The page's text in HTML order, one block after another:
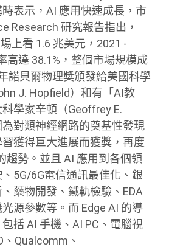
表示，AI 應用快速成長，市
Research 研究報告指出，
上看 1.6 兆美元，2021 -
高達 38.1%，整個市場規模成
諾貝爾物理獎頒發給美國科學
J. Hopfield）和有「AI教
學家辛頓（Geoffrey E.
對類神經網路的奠基性發現
獲得巨大進展而獲獎，再度
趨勢。並且 AI 應用到各個領
5G/6G電信通訊最佳化、銀
藥物開發、鐵軌檢驗、EDA
源參數等。而 Edge AI 的導
括 AI 手機、AI PC、電腦視
Qualcomm、